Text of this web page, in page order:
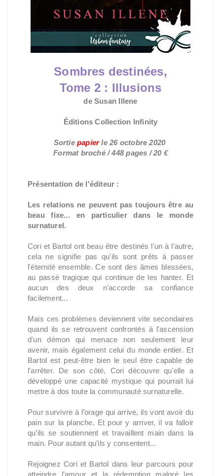
Sombres destinées,
Tome 2 : Illusions
de Susan Illene
Éditions Collection Infinity
Sortie papierle 26 octobre 2020
Format broché/ 448 pages / 20 €
Présentation de l'éditeur :
Les relations ne peuvent pas toujours être au
beau fixe... en particulier dans le monde
surnaturel.
Cori et Bartol ont beau être destinés l'un à l'autre,
cela ne signifie pas qu'ils sont prêts à passer
l'éternité ensemble. Ce sont des âmes blessées,
au passé tragique qui continue de les hanter. Et
aucun des deux n'accorde sa confiance
facilement...
Mais ces problèmes deviennent vite secondaires
quand ils se retrouvent confrontés à l'ascension
d'un démon qui menace non seulement leur
avenir, mais également celui du monde entier. Et
Bartol est peut-être bien le seul être capable de
l'arrêter. De son côté, Cori découvre qu'elle a
développé une capacité mystique qui pourrait lui
mettre à dos toute la communauté surnaturelle.
Pour survivre à l’orage qui arrive, ils vont avoir du
pain sur la planche. Et pour y arriver, il va falloir
qu’ils se soutiennent et travaillent main dans la
main. Pour autant qu’ils y consentent...
Rejoignez Cori et Bartol dans leur parcours pour
atteindre l'amour et la rédemption malgré les